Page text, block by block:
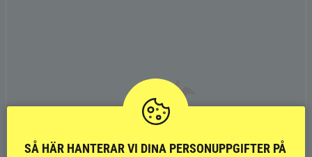
SÅ HÄR HANTERAR VI DINA PERSONUPPGIFTER PÅ